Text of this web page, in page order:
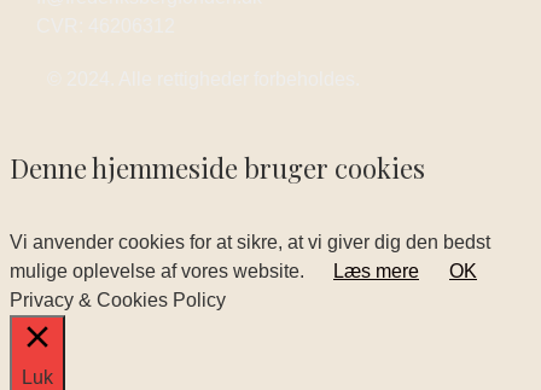
Denne hjemmeside bruger cookies
Vi anvender cookies for at sikre, at vi giver dig den bedst
mulige oplevelse af vores website.
Læs mere
OK
Privacy & Cookies Policy
Luk